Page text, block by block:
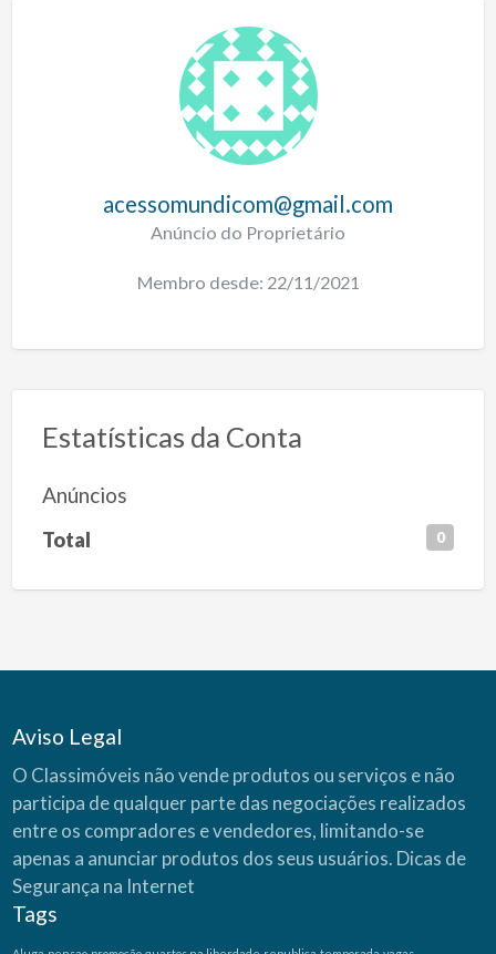
acessomundicom@gmail.com
Anúncio do Proprietário
Membro desde: 22/11/2021
Estatísticas da Conta
Anúncios
Total 0
Aviso Legal
O Classimóveis não vende produtos ou serviços e não
participa de qualquer parte das negociações realizados
entre os compradores e vendedores, limitando-se
apenas a anunciar produtos dos seus usuários. Dicas de
Segurança na Internet
Tags